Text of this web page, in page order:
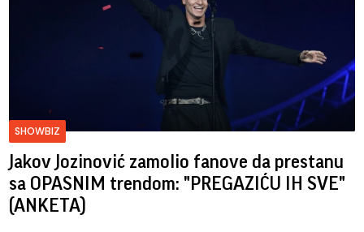
SHOWBIZ
Jakov Jozinović zamolio fanove da prestanu
sa OPASNIM trendom: "PREGAZIĆU IH SVE"
(ANKETA)